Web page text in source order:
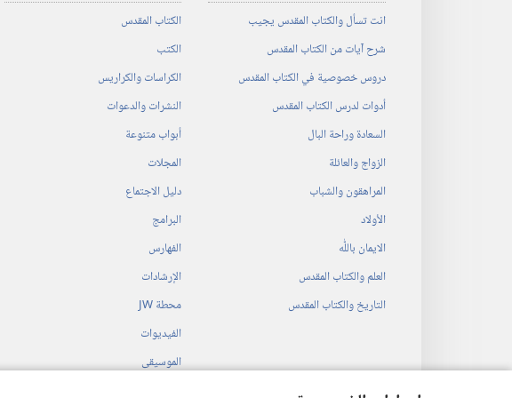
انت تسأل والكتاب المقدس يجيب
شرح آيات من الكتاب المقدس
دروس خصوصية في الكتاب المقدس
أدوات لدرس الكتاب المقدس
السعادة وراحة البال
الزواج والعائلة
المراهقون والشباب
الأولاد
الايمان باللّٰه
العلم والكتاب المقدس
التاريخ والكتاب المقدس
الكتاب المقدس
الكتب
الكراسات والكراريس
النشرات والدعوات
أبواب متنوعة
المجلات
دليل الاجتماع
البرامج
الفهارس
الإرشادات
محطة‏ ‏JW
الفيديوات
الموسيقى